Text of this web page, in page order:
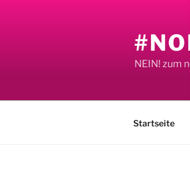
NEIN! zum
Startseite